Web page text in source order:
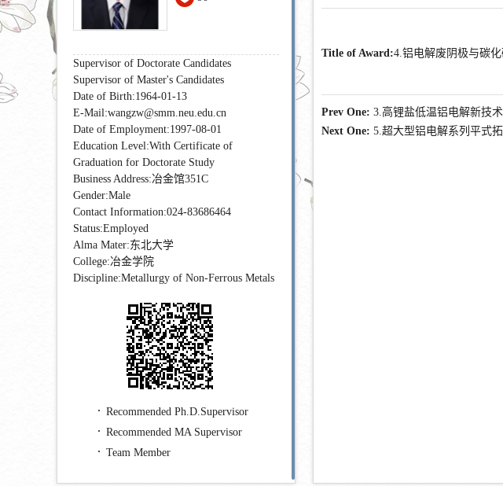
Supervisor of Doctorate Candidates
Supervisor of Master's Candidates
Date of Birth:1964-01-13
E-Mail:wangzw@smm.neu.edu.cn
Date of Employment:1997-08-01
Education Level:With Certificate of
Graduation for Doctorate Study
Business Address:冶金馆351C
Gender:Male
Contact Information:024-83686464
Status:Employed
Alma Mater:东北大学
College:冶金学院
Discipline:Metallurgy of Non-Ferrous Metals
Recommended Ph.D.Supervisor
Recommended MA Supervisor
Team Member
Title of Award:4.铝电解废阴极与碳
Prev One: 3.高锂盐低温铝电解新技
Next One: 5.超大型铝电解系列平式